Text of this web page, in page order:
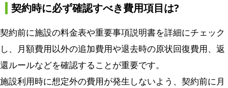
契約時に必ず確認すべき費用項目は?
契約前に施設の料金表や重要事項説明書を詳細にチェック
し、月額費用以外の追加費用や退去時の原状回復費用、返
還ルールなどを確認することが重要です。
施設利用時に想定外の費用が発生しないよう、契約前に月